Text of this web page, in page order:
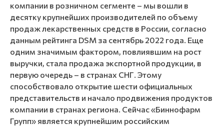
компании в розничном сегменте – мы вошли в
десятку крупнейших производителей по объему
продаж лекарственных средств в России, согласно
данным рейтинга DSM за сентябрь 2022 года. Еще
одним значимым фактором, повлиявшим на рост
выручки, стала продажа экспортной продукции, в
первую очередь – в странах СНГ. Этому
способствовало открытие шести официальных
представительств и начало продвижения продуктов
компании в странах региона. Сейчас «Биннофарм
Групп» является крупнейшим российским